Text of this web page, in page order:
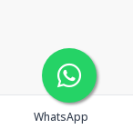
WhatsApp